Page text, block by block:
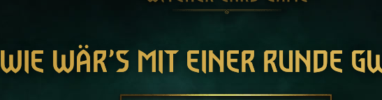
WIE WÄR’S MIT EINER RUNDE